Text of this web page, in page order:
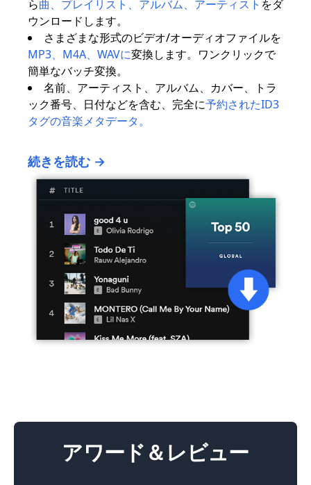
ら曲、プレイリスト、アルバム、アーティスト をダ
ウンロードします。
さまざまな形式のビデオ/オーディオファイルを
MP3、M4A、WAVに変換します。ワンクリックで
簡単なバッチ変換。
名前、アーティスト、アルバム、カバー、トラ
ック番号、日付などを含む、完全に予約されたID3
タグの音楽メタデータ。
続きを読む →
アワード＆レビュー